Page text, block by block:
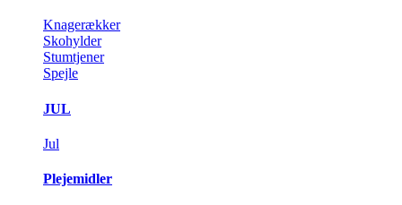
Knagerækker
Skohylder
Stumtjener
Spejle
JUL
Jul
Plejemidler